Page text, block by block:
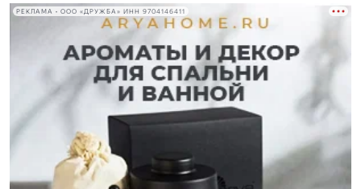
РЕКЛАМА • ООО «ДРУЖБА» ИНН 9704146411